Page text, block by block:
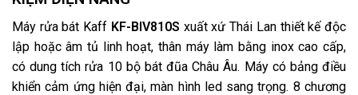
Máy rửa bát Kaff KF-BIV810S xuất xứ Thái Lan thiết kế độc
lập hoặc âm tủ linh hoạt, thân máy làm bằng inox cao cấp,
có dung tích rửa 10 bộ bát đũa Châu Âu. Máy có bảng điều
khiển cảm ứng hiện đại, màn hình led sang trọng. 8 chương